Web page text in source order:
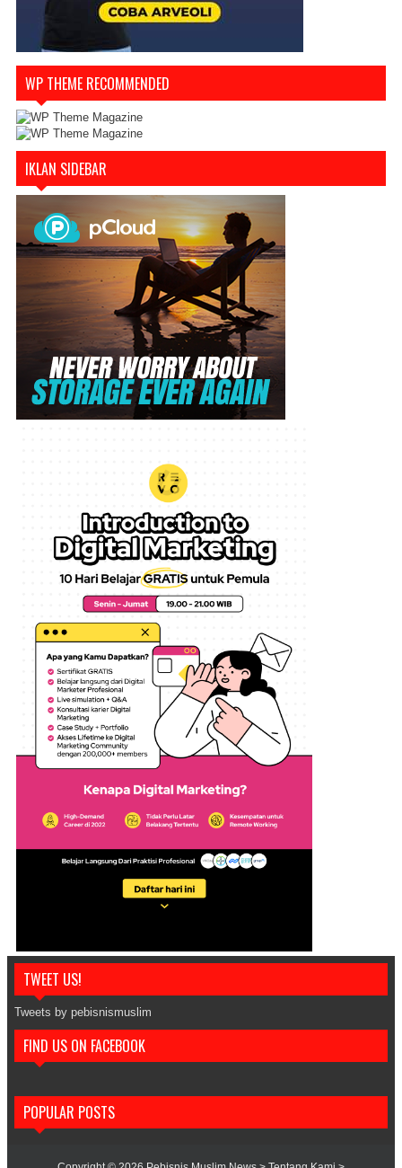
WP THEME RECOMMENDED
IKLAN SIDEBAR
TWEET US!
Tweets by pebisnismuslim
FIND US ON FACEBOOK
POPULAR POSTS